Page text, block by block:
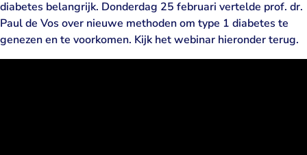
diabetes belangrijk. Donderdag 25 februari vertelde prof. dr.
Paul de Vos over nieuwe methoden om type 1 diabetes te
genezen en te voorkomen. Kijk het webinar hieronder terug.